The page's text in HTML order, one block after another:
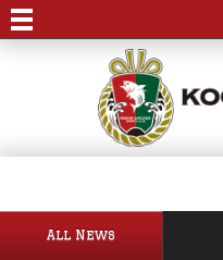
All News